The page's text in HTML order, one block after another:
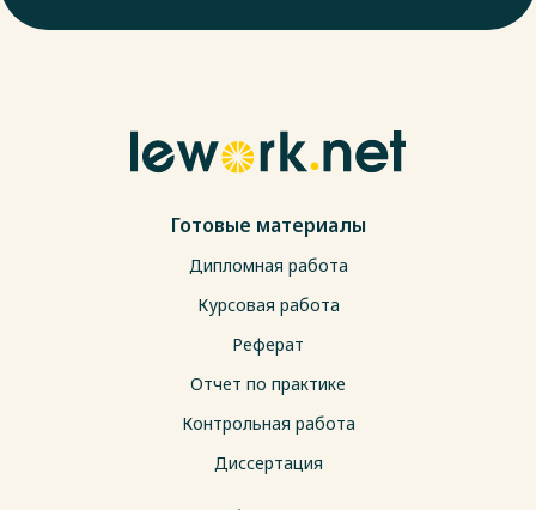
Готовые материалы
Дипломная работа
Курсовая работа
Реферат
Отчет по практике
Контрольная работа
Диссертация